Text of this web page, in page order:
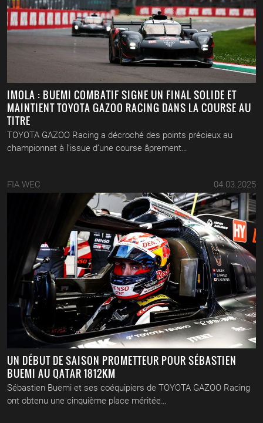
IMOLA : BUEMI COMBATIF SIGNE UN FINAL SOLIDE ET
MAINTIENT TOYOTA GAZOO RACING DANS LA COURSE AU
TITRE
TOYOTA GAZOO Racing a décroché des points précieux au
championnat à l’issue d’une course âprement…
FIA WEC 04.03.2025
UN DÉBUT DE SAISON PROMETTEUR POUR SÉBASTIEN
BUEMI AU QATAR 1812KM
Sébastien Buemi et ses coéquipiers de TOYOTA GAZOO Racing
ont obtenu une cinquième place méritée…